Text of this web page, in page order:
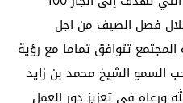
فصل الصيف من اجل
تتوافق تماما مع رؤية
السمو الشيخ محمد بن زايد
ورعاه في تعزيز دور العمل